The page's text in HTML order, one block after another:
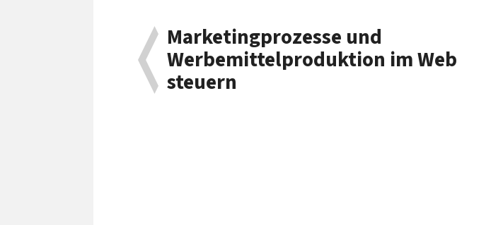
Marketingprozesse und
Werbemittelproduktion im Web
steuern